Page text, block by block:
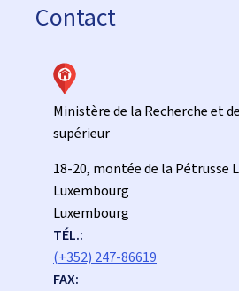
Contact
Ministère de la Recherche et
supérieur
ADRESSE
:
18-20, montée de la Pétrusse
Luxembourg
Luxembourg
TÉL.:
(+352) 247-86619
FAX: